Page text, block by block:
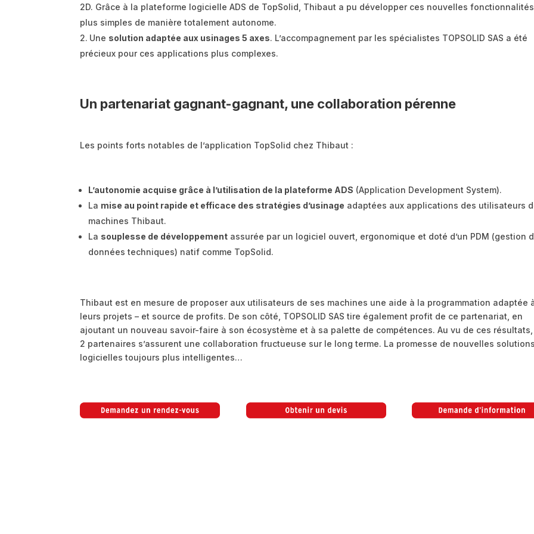
2D. Grâce à la plateforme logicielle ADS de TopSolid, Thibaut a pu développer ces nouvelles fonctionnalités
plus simples de manière totalement autonome.
Une solution adaptée aux usinages 5 axes. L’accompagnement par les spécialistes TOPSOLID SAS a été
précieux pour ces applications plus complexes.
Un partenariat gagnant-gagnant, une collaboration pérenne
Les points forts notables de l’application TopSolid chez Thibaut :
L’autonomie acquise grâce à l’utilisation de la plateforme ADS (Application Development System).
La mise au point rapide et efficace des stratégies d’usinage adaptées aux applications des utilisateurs
machines Thibaut.
La souplesse de développement assurée par un logiciel ouvert, ergonomique et doté d’un PDM (gestion
données techniques) natif comme TopSolid.
Thibaut est en mesure de proposer aux utilisateurs de ses machines une aide à la programmation adaptée
leurs projets – et source de profits. De son côté, TOPSOLID SAS tire également profit de ce partenariat, en
ajoutant un nouveau savoir-faire à son écosystème et à sa palette de compétences. Au vu de ces
2 partenaires s’assurent une collaboration fructueuse sur le long terme. La promesse de nouvelles solutions
logicielles toujours plus intelligentes…